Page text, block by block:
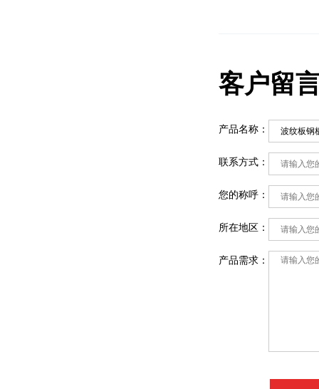
客户留
产品名称：
联系方式：
您的称呼：
所在地区：
产品需求：